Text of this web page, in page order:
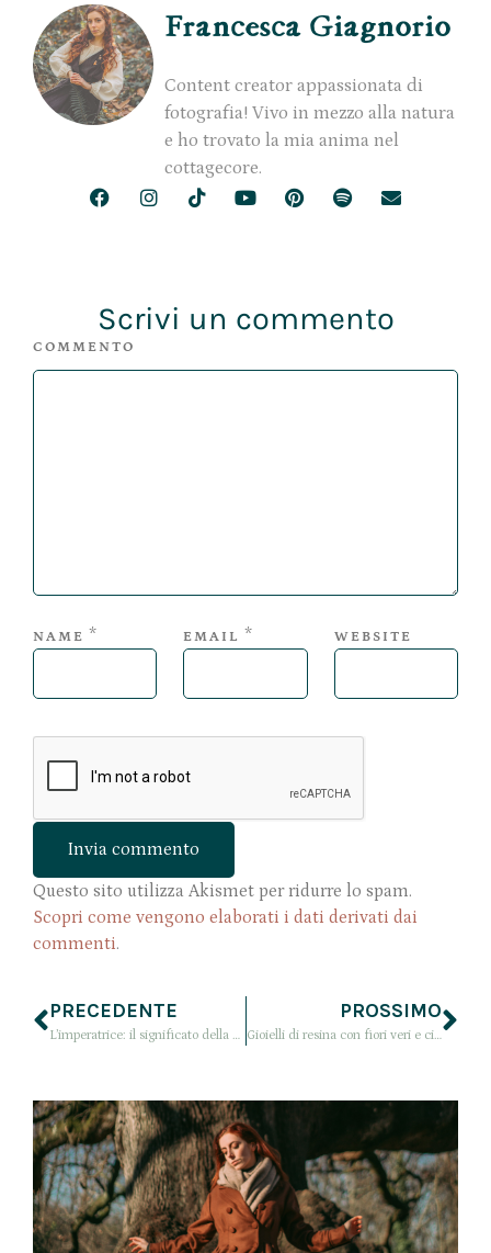
Francesca Giagnorio
Content creator appassionata di
fotografia! Vivo in mezzo alla natura
e ho trovato la mia anima nel
cottagecore.
Scrivi un commento
COMMENTO
NAME * EMAIL * WEBSITE
Questo sito utilizza Akismet per ridurre lo spam.
Scopri come vengono elaborati i dati derivati dai
commenti.
PRECEDENTE
L’imperatrice: il significato della carta dei tarocchi e la sua lettura moderna
PROSSIMO
Gioielli di resina con fiori veri e citazioni di libri Made In Tuscany